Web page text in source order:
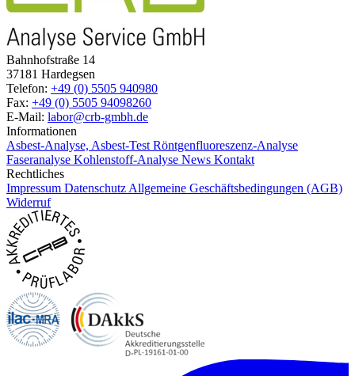
Bahnhofstraße 14
37181 Hardegsen
Telefon: +49 (0) 5505 940980
Fax: +49 (0) 5505 94098260
E-Mail: labor@crb-gmbh.de
Informationen
Asbest-Analyse, Asbest-Test Röntgenfluoreszenz-Analyse
Faseranalyse Kohlenstoff-Analyse News Kontakt
Rechtliches
Impressum Datenschutz Allgemeine Geschäftsbedingungen (AGB)
Widerruf